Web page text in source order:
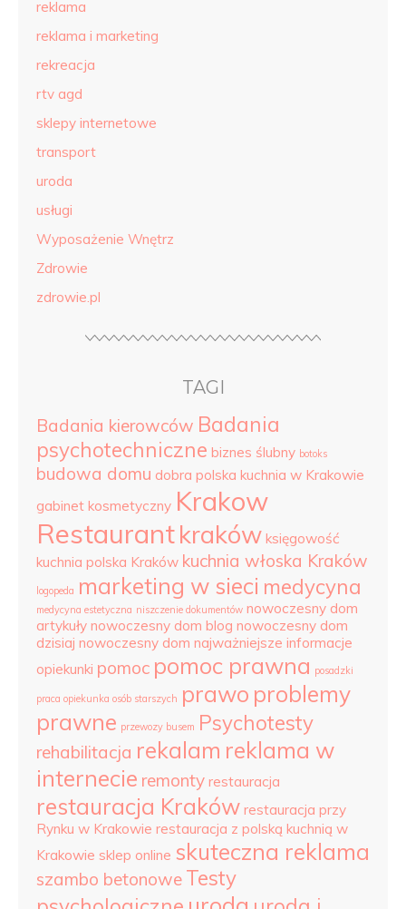
reklama
reklama i marketing
rekreacja
rtv agd
sklepy internetowe
transport
uroda
usługi
Wyposażenie Wnętrz
Zdrowie
zdrowie.pl
TAGI
Badania kierowców Badania
psychotechniczne biznes ślubny botoks
budowa domu dobra polska kuchnia w Krakowie
gabinet kosmetyczny Krakow
Restaurantkraków księgowość
kuchnia polska Kraków kuchnia włoska Kraków
logopeda marketing w sieci medycyna
medycyna estetyczna niszczenie dokumentów nowoczesny dom
artykuły nowoczesny dom blog nowoczesny dom
dzisiaj nowoczesny dom najważniejsze informacje
opiekunki pomoc pomoc prawna posadzki
praca opiekunka osób starszych prawo problemy
prawne przewozy busem Psychotesty
rehabilitacja rekalam reklama w
internecie remonty restauracja
restauracja Kraków restauracja przy
Rynku w Krakowie restauracja z polską kuchnią w
Krakowie sklep online skuteczna reklama
szambo betonowe Testy